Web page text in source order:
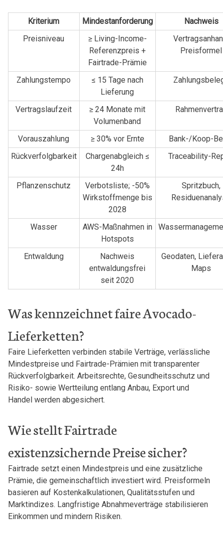
Kriterium Mindestanforderung
Nachweis
Preisniveau
≥ Living-Income-
Referenzpreis +
Fairtrade-Prämie
Preisformel
Zahlungstempo
≤ 15 Tage nach
Lieferung
Vertragslaufzeit
≥ 24 Monate mit
Volumenband
Vorauszahlung ≥ 30% vor Ernte
Bank-/Koop-
Rückverfolgbarkeit
Chargenabgleich ≤
24h
Traceability-
Pflanzenschutz
Verbotsliste; -50%
Wirkstoffmenge bis
2028
Spritzbuch,
Wasser
AWS-Maßnahmen in
Hotspots
Entwaldung
Nachweis
entwaldungsfrei
seit 2020
Geodaten,
Maps
Was kennzeichnet faire Avocado-
Lieferketten?
Faire Lieferketten verbinden stabile Verträge, verlässliche
Mindestpreise und Fairtrade-Prämien mit transparenter
Rückverfolgbarkeit. Arbeitsrechte, Gesundheitsschutz und
Risiko- sowie Wertteilung entlang Anbau, Export und
Handel werden abgesichert.
Wie stellt Fairtrade
existenzsichernde Preise sicher?
Fairtrade setzt einen Mindestpreis und eine zusätzliche
Prämie, die gemeinschaftlich investiert wird. Preisformeln
basieren auf Kostenkalkulationen, Qualitätsstufen und
Marktindizes. Langfristige Abnahmeverträge stabilisieren
Einkommen und mindern Risiken.